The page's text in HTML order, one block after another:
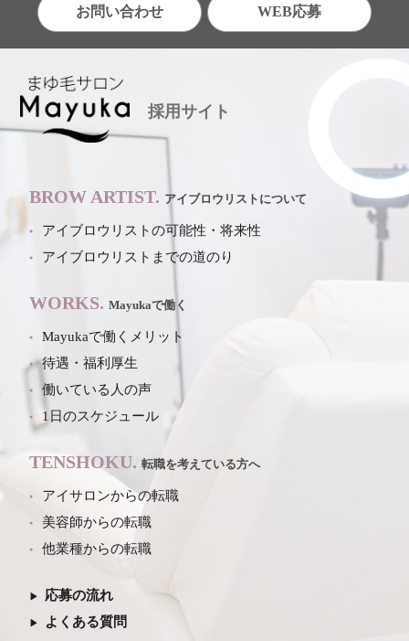
お問い合わせ WEB応募
採用サイト
BROW ARTIST. アイブロウリストについて
アイブロウリストの可能性・将来性
アイブロウリストまでの道のり
WORKS. Mayukaで働く
Mayukaで働くメリット
待遇・福利厚生
働いている人の声
1日のスケジュール
TENSHOKU. 転職を考えている方へ
アイサロンからの転職
美容師からの転職
他業種からの転職
応募の流れ
よくある質問